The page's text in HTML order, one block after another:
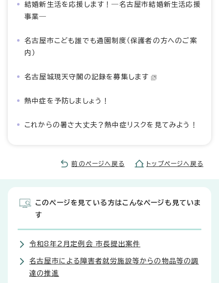
結婚新生活を応援します！―名古屋市結婚新生活応援
事業―
名古屋市こども誰でも通園制度（保護者の方へのご案
内）
名古屋城現天守閣の記録を募集します
熱中症を予防しましょう！
これからの暑さ大丈夫？熱中症リスクを見てみよう！
前のページへ戻る トップページへ戻る
このページを見ている方はこんなページも見ていま
す
令和8年2月定例会 市長提出案件
名古屋市による障害者就労施設等からの物品等の調
達の推進